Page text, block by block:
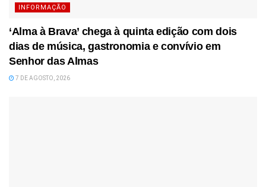
INFORMAÇÃO
‘Alma à Brava’ chega à quinta edição com dois
dias de música, gastronomia e convívio em
Senhor das Almas
7 DE AGOSTO, 2026